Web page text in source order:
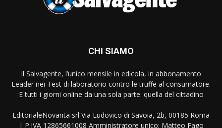
CHI SIAMO
Il Salvagente, l’unico mensile in edicola, in abbonamento
Leader nei Test di laboratorio contro le truffe al consumatore.
E tutti i giorni online da una sola parte: quella del cittadino
EditorialeNovanta srl Via Ludovico di Savoia, 2b, 00185 Roma
| P.IVA 12865661008 Amministratore unico: Matteo Fago